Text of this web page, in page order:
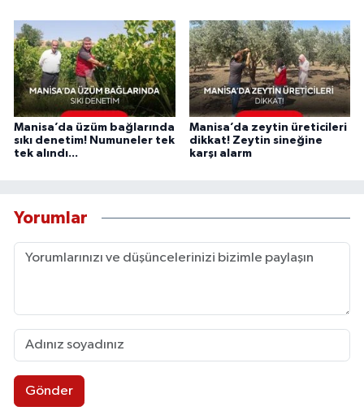
Manisa’da üzüm bağlarında
sıkı denetim! Numuneler tek
tek alındı...
Manisa’da zeytin üreticileri
dikkat! Zeytin sineğine
karşı alarm
Yorumlar
Gönder